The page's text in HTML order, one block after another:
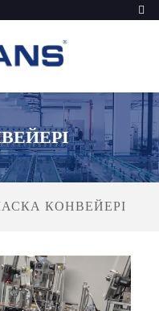
КОНВЕЙЕРІ